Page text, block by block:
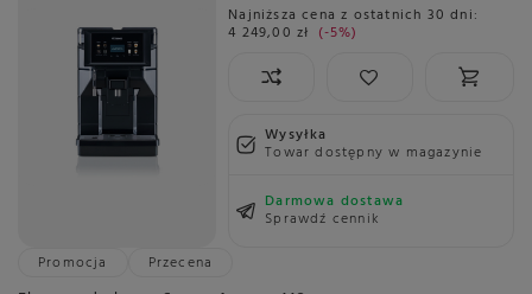
Najniższa cena z ostatnich 30 dni:
4 249,00 zł -5%
Wysyłka
Towar dostępny w magazynie
Darmowa dostawa
Sprawdź cennik
Promocja
Przecena